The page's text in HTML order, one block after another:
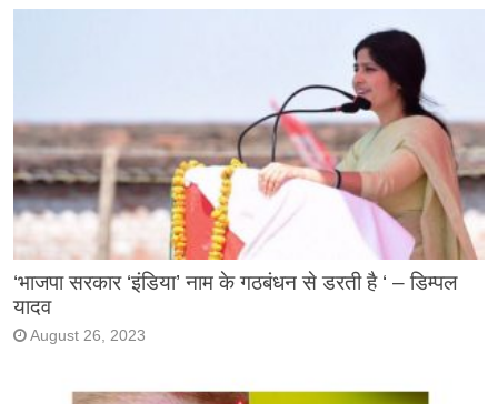
‘भाजपा सरकार ‘इंडिया’ नाम के गठबंधन से डरती है ‘ – डिम्पल
यादव
August 26, 2023